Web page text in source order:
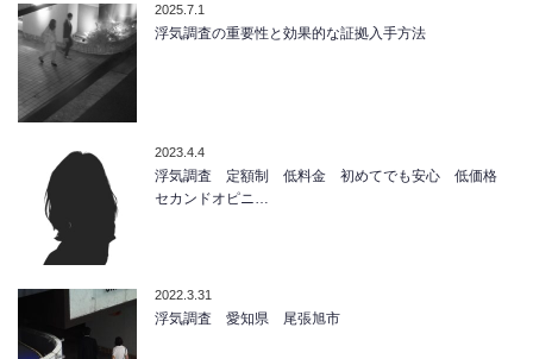
2025.7.1
浮気調査の重要性と効果的な証拠入手方法
2023.4.4
浮気調査 定額制 低料金 初めてでも安心 低価格
セカンドオピニ…
2022.3.31
浮気調査 愛知県 尾張旭市